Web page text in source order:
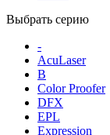
Выбрать серию
-
AcuLaser
B
Color Proofer
DFX
EPL
Expression